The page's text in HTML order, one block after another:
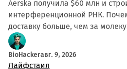
Aerska получила $60 млн и
интерференционной РНК.
доставку больше, чем за
BioHackerавг. 9, 2026
Лайфстаил